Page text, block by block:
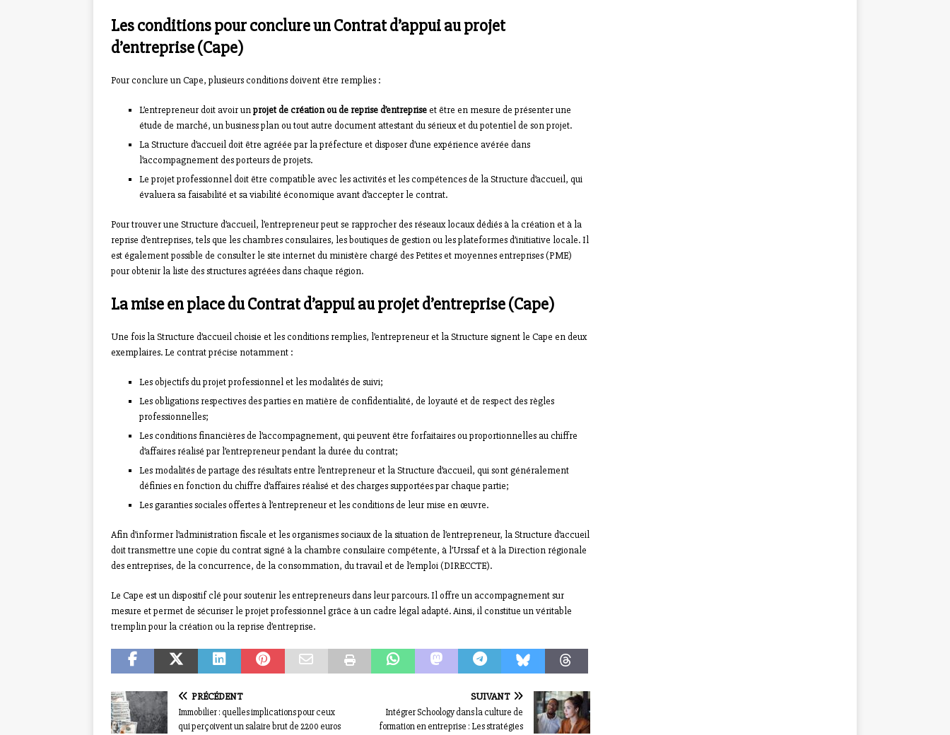
Les conditions pour conclure un Contrat d’appui au projet
d’entreprise (Cape)
Pour conclure un Cape, plusieurs conditions doivent être remplies :
L’entrepreneur doit avoir unprojet de création ou de reprise d’entrepriseet être en mesure de présenter une
étude de marché, un business plan ou tout autre document attestant du sérieux et du potentiel de son projet.
La Structure d’accueil doit être agréée par la préfecture et disposer d’une expérience avérée dans
l’accompagnement des porteurs de projets.
Le projet professionnel doit être compatible avec les activités et les compétences de la Structure d’accueil, qui
évaluera sa faisabilité et sa viabilité économique avant d’accepter le contrat.
Pour trouver une Structure d’accueil, l’entrepreneur peut se rapprocher des réseaux locaux dédiés à la création et à la
reprise d’entreprises, tels que les chambres consulaires, les boutiques de gestion ou les plateformes d’initiative locale. Il
est également possible de consulter le site internet du ministère chargé des Petites et moyennes entreprises (PME)
pour obtenir la liste des structures agréées dans chaque région.
La mise en place du Contrat d’appui au projet d’entreprise (Cape)
Une fois la Structure d’accueil choisie et les conditions remplies, l’entrepreneur et la Structure signent le Cape en deux
exemplaires. Le contrat précise notamment :
Les objectifs du projet professionnel et les modalités de suivi;
Les obligations respectives des parties en matière de confidentialité, de loyauté et de respect des règles
professionnelles;
Les conditions financières de l’accompagnement, qui peuvent être forfaitaires ou proportionnelles au chiffre
d’affaires réalisé par l’entrepreneur pendant la durée du contrat;
Les modalités de partage des résultats entre l’entrepreneur et la Structure d’accueil, qui sont généralement
définies en fonction du chiffre d’affaires réalisé et des charges supportées par chaque partie;
Les garanties sociales offertes à l’entrepreneur et les conditions de leur mise en œuvre.
Afin d’informer l’administration fiscale et les organismes sociaux de la situation de l’entrepreneur, la Structure d’accueil
doit transmettre une copie du contrat signé à la chambre consulaire compétente, à l’Urssaf et à la Direction régionale
des entreprises, de la concurrence, de la consommation, du travail et de l’emploi (DIRECCTE).
Le Cape est un dispositif clé pour soutenir les entrepreneurs dans leur parcours. Il offre un accompagnement sur
mesure et permet de sécuriser le projet professionnel grâce à un cadre légal adapté. Ainsi, il constitue un véritable
tremplin pour la création ou la reprise d’entreprise.
PRÉCÉDENT
Immobilier : quelles implications pour ceux
qui perçoivent un salaire brut de 2200 euros
SUIVANT
Intégrer Schoology dans la culture de
formation en entreprise : Les stratégies